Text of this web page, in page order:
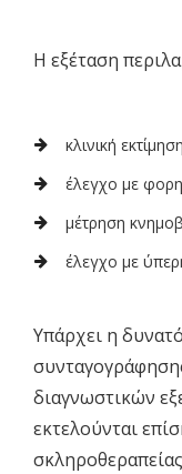
Η εξέταση
κλινική εκτίμηση
έλεγχο με
μέτρηση
έλεγχο με
Υπάρχει η
διαγνωστικών
εκτελούνται